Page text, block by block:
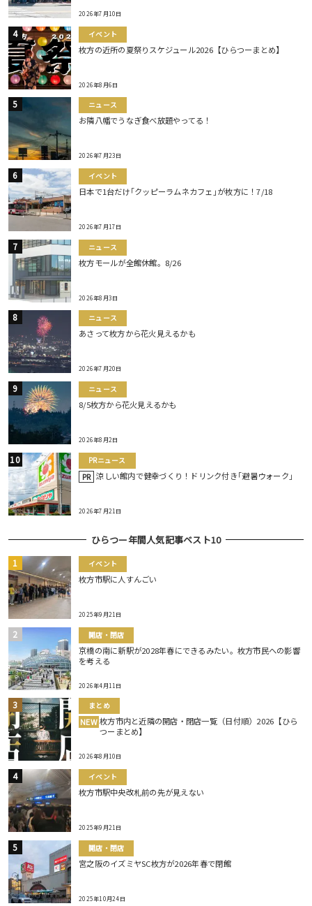
2026年7月10日
イベント
枚方の近所の夏祭りスケジュール2026【ひらつーまとめ】
2026年8月6日
ニュース
お隣八幡でうなぎ食べ放題やってる！
2026年7月23日
イベント
日本で1台だけ｢クッピーラムネカフェ｣が枚方に！7/18
2026年7月17日
ニュース
枚方モールが全館休館。8/26
2026年8月3日
ニュース
あさって枚方から花火見えるかも
2026年7月20日
ニュース
8/5枚方から花火見えるかも
2026年8月2日
PRニュース
PR 涼しい館内で健幸づくり！ドリンク付き｢避暑ウォーク｣
2026年7月21日
ひらつー年間人気記事ベスト10
イベント
枚方市駅に人すんごい
2025年9月21日
開店・閉店
京橋の南に新駅が2028年春にできるみたい。枚方市民への影響
を考える
2026年4月11日
まとめ
NEW 枚方市内と近隣の開店・閉店一覧（日付順）2026【ひら
つーまとめ】
2026年8月10日
イベント
枚方市駅中央改札前の先が見えない
2025年9月21日
開店・閉店
宮之阪のイズミヤSC枚方が2026年春で閉館
2025年10月24日